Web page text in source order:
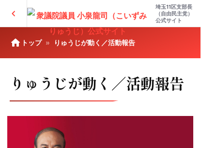
chevron_left
埼玉11区支部長
（自由民主党）
公式サイト
home トップ りゅうじが動く／活動報告
りゅうじが動く／活動報告